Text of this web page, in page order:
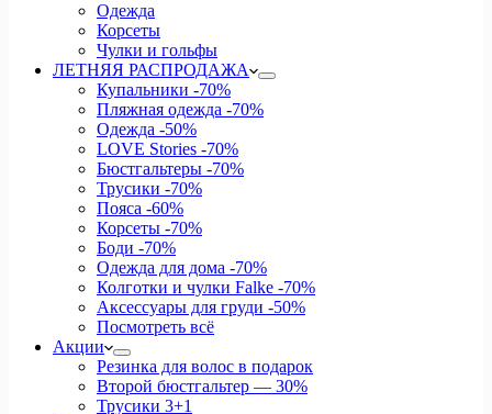
Одежда
Корсеты
Чулки и гольфы
ЛЕТНЯЯ РАСПРОДАЖА
Купальники -70%
Пляжная одежда -70%
Одежда -50%
LOVE Stories -70%
Бюстгальтеры -70%
Трусики -70%
Пояса -60%
Корсеты -70%
Боди -70%
Одежда для дома -70%
Колготки и чулки Falke -70%
Аксессуары для груди -50%
Посмотреть всё
Акции
Резинка для волос в подарок
Второй бюстгальтер — 30%
Трусики 3+1